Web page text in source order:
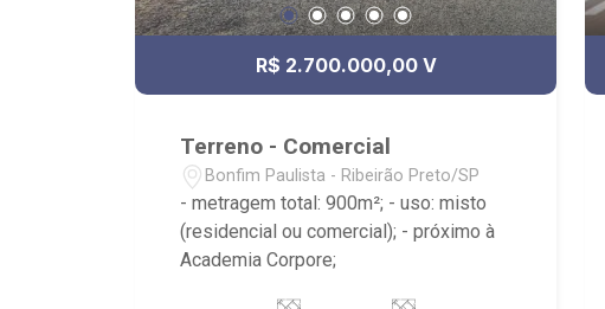
R$ 2.700.000,00 V
Terreno - Comercial
Bonfim Paulista - Ribeirão Preto/SP
- metragem total: 900m²; - uso: misto
(residencial ou comercial); - próximo à
Academia Corpore;